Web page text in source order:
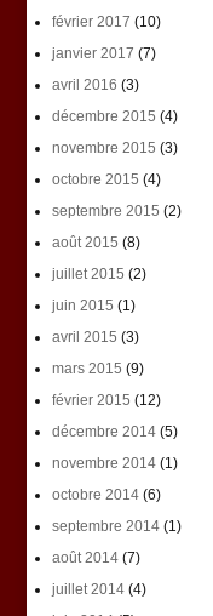
février 2017 (10)
janvier 2017 (7)
avril 2016 (3)
décembre 2015 (4)
novembre 2015 (3)
octobre 2015 (4)
septembre 2015 (2)
août 2015 (8)
juillet 2015 (2)
juin 2015 (1)
avril 2015 (3)
mars 2015 (9)
février 2015 (12)
décembre 2014(5)
novembre 2014(1)
octobre 2014(6)
septembre 2014(1)
août 2014(7)
juillet 2014(4)